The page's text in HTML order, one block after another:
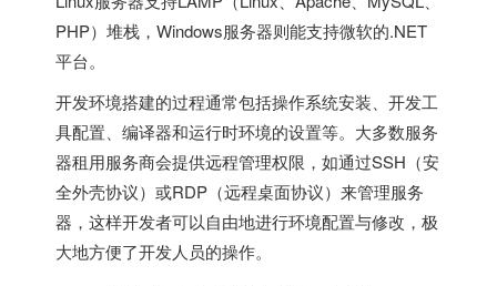
PHP）堆栈，Windows服务器则能支持微软的.NET
平台。
开发环境搭建的过程通常包括操作系统安装、开发工
具配置、编译器和运行时环境的设置等。大多数服务
器租用服务商会提供远程管理权限，如通过SSH（安
全外壳协议）或RDP（远程桌面协议）来管理服务
器，这样开发者可以自由地进行环境配置与修改，极
大地方便了开发人员的操作。